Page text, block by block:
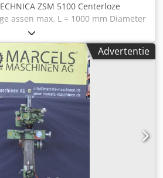
ZSM 5100 Centerloze
assen max. L = 1000 mm Diameter
opspangebied werkstuk 4 - 220
- 1000 mm, maximaal
centreerboorhoek 60°,
160 mm, slijpspoelsnelheid 10.000
van de slijpschijfafstelunit max.
stroom in ons magazijn Dkodpfxoy
Tools Gussago BS Italië
Advertentie